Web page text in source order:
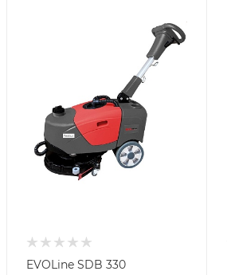
EVOLine SDB 330